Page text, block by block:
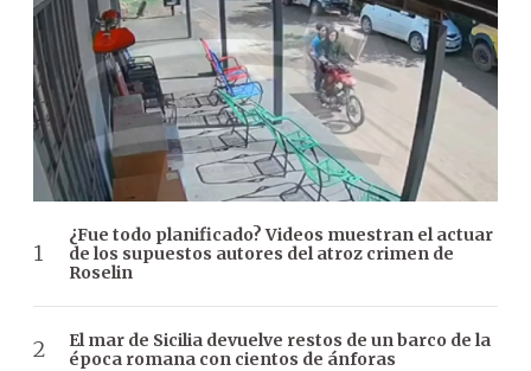
¿Fue todo planificado? Videos muestran el actuar
de los supuestos autores del atroz crimen de
Roselin
El mar de Sicilia devuelve restos de un barco de la
época romana con cientos de ánforas